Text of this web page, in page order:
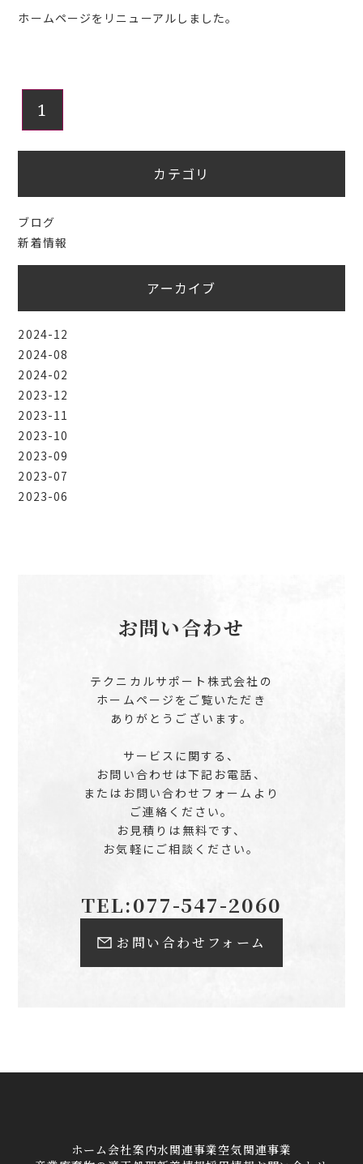
ホームページをリニューアルしました。
1
カテゴリ
ブログ
新着情報
アーカイブ
2024-12
2024-08
2024-02
2023-12
2023-11
2023-10
2023-09
2023-07
2023-06
お問い合わせ
テクニカルサポート株式会社の
ホームページを ご覧いただき
ありがとうございます。
サービスに関する、
お問い合わせは下記お電話、
または お問い合わせフォームより
ご連絡ください。
お見積りは無料です、
お気軽にご相談ください。
TEL:077-547-2060
お問い合わせフォーム
ホーム 会社案内水関連事業空気関連事業